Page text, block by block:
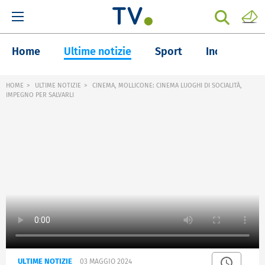
Home Ultime notizie Sport Inchieste
HOME ULTIME NOTIZIE
CINEMA, MOLLICONE: CINEMA LUOGHI DI SOCIALITÀ,
IMPEGNO PER SALVARLI
ULTIME NOTIZIE 03 MAGGIO 2024